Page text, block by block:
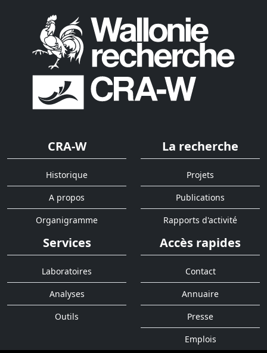
CRA-W
Historique
A propos
Organigramme
La recherche
Projets
Publications
Rapports d'activité
Services
Laboratoires
Analyses
Outils
Accès rapides
Contact
Annuaire
Presse
Emplois